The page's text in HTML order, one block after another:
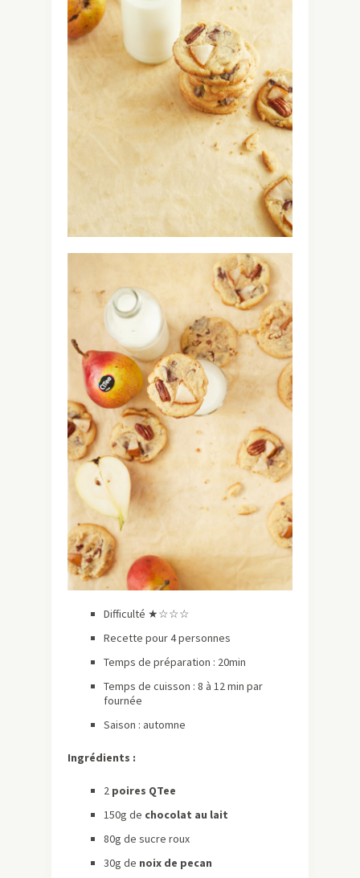
Difficulté ★☆☆☆
Recette pour 4 personnes
Temps de préparation : 20min
Temps de cuisson : 8 à 12 min par
fournée
Saison : automne
Ingrédients :
2 poires QTee
150g de chocolat au lait
80g de sucre roux
30g de noix de pecan